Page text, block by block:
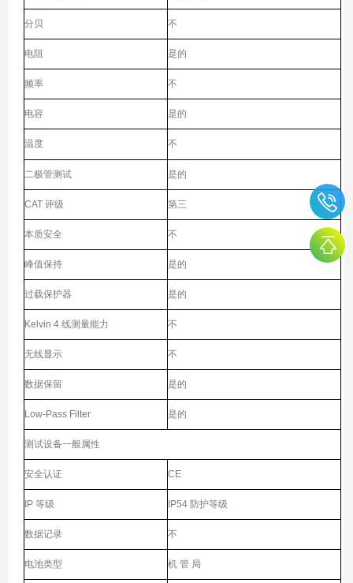
分贝 不
电阻 是的
频率 不
电容 是的
温度 不
二极管测试 是的
CAT 评级 第三
本质安全 不
峰值保持 是的
过载保护器 是的
Kelvin 4 线测量能力 不
无线显示 不
数据保留 是的
Low-Pass Filter 是的
测试设备一般属性
安全认证 CE
IP 等级 IP54 防护等级
数据记录 不
电池类型 机 管 局